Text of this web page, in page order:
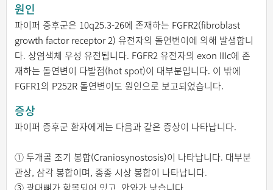
원인
파이퍼 증후군은 10q25.3-26에 존재하는 FGFR2(fibroblast
growth factor receptor 2) 유전자의 돌연변이에 의해 발생합니
다. 상염색체 우성 유전됩니다. FGFR2 유전자의 exon IIIc에 존
재하는 돌연변이 다발점(hot spot)이 대부분입니다. 이 밖에
FGFR1의 P252R 돌연변이도 원인으로 보고되었습니다.
증상
파이퍼 증후군 환자에게는 다음과 같은 증상이 나타납니다.
① 두개골 조기 봉합(Craniosynostosis)이 나타납니다. 대부분
관상, 삼각 봉합이며, 종종 시상 봉합이 나타납니다.